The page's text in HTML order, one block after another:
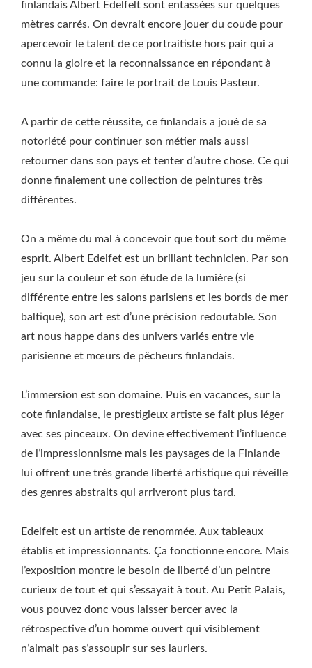
finlandais Albert Edelfelt sont entassées sur quelques
mètres carrés. On devrait encore jouer du coude pour
apercevoir le talent de ce portraitiste hors pair qui a
connu la gloire et la reconnaissance en répondant à
une commande: faire le portrait de Louis Pasteur.
A partir de cette réussite, ce finlandais a joué de sa
notoriété pour continuer son métier mais aussi
retourner dans son pays et tenter d’autre chose. Ce qui
donne finalement une collection de peintures très
différentes.
On a même du mal à concevoir que tout sort du même
esprit. Albert Edelfet est un brillant technicien. Par son
jeu sur la couleur et son étude de la lumière (si
différente entre les salons parisiens et les bords de mer
baltique), son art est d’une précision redoutable. Son
art nous happe dans des univers variés entre vie
parisienne et mœurs de pêcheurs finlandais.
L’immersion est son domaine. Puis en vacances, sur la
cote finlandaise, le prestigieux artiste se fait plus léger
avec ses pinceaux. On devine effectivement l’influence
de l’impressionnisme mais les paysages de la Finlande
lui offrent une très grande liberté artistique qui réveille
des genres abstraits qui arriveront plus tard.
Edelfelt est un artiste de renommée. Aux tableaux
établis et impressionnants. Ça fonctionne encore. Mais
l’exposition montre le besoin de liberté d’un peintre
curieux de tout et qui s’essayait à tout. Au Petit Palais,
vous pouvez donc vous laisser bercer avec la
rétrospective d’un homme ouvert qui visiblement
n’aimait pas s’assoupir sur ses lauriers.